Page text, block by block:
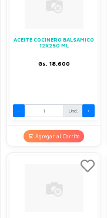
ACEITE COCINERO BALSAMICO
12X250 ML
Gs. 18.600
- Und. +
Agregar al Carrito